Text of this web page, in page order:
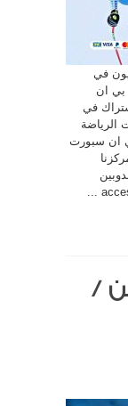
في
بي ان
في
الرياضة
بي ان سبورت
/